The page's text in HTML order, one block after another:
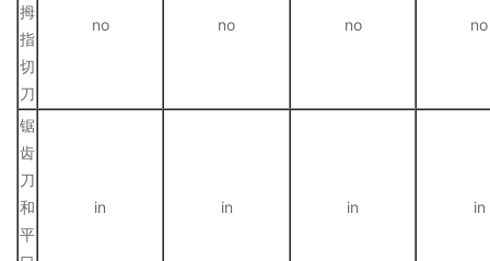
拇
指
切
刀
no no no no
锯
齿
刀
和
平
in in in in